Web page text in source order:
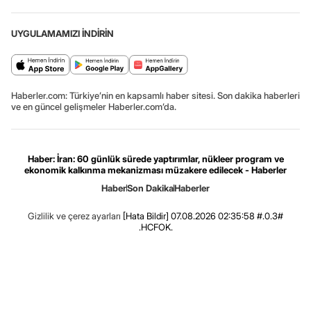
UYGULAMAMIZI İNDİRİN
Haberler.com: Türkiye’nin en kapsamlı haber sitesi. Son dakika haberleri
ve en güncel gelişmeler Haberler.com’da.
Haber: İran: 60 günlük sürede yaptırımlar, nükleer program ve
ekonomik kalkınma mekanizması müzakere edilecek - Haberler
HaberSon DakikaHaberler
Gizlilik ve çerez ayarları [Hata Bildir] 07.08.2026 02:35:58 #.0.3#
.HCFOK.